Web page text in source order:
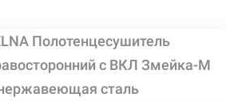
Полотенцесушитель
с ВКЛ Змейка-М
сталь